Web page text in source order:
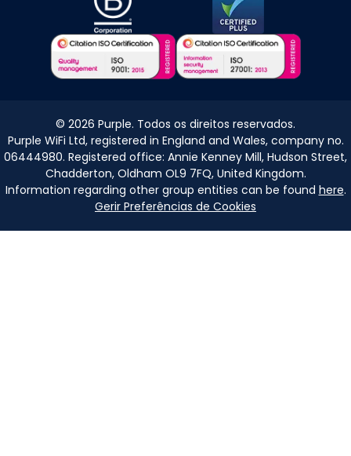
© 2026 Purple. Todos os direitos reservados.
Purple WiFi Ltd, registered in England and Wales, company no.
06444980. Registered office: Annie Kenney Mill, Hudson Street,
Chadderton, Oldham OL9 7FQ, United Kingdom.
Information regarding other group entities can be found here.
Gerir Preferências de Cookies